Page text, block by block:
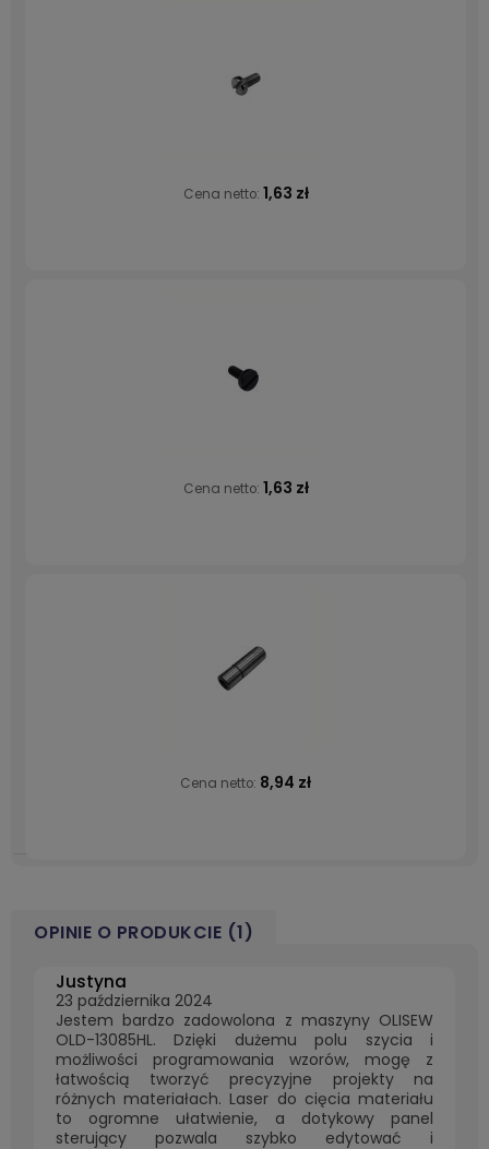
Cena netto: 1,63 zł
Cena netto: 1,63 zł
Cena netto: 8,94 zł
OPINIE O PRODUKCIE (1)
Justyna
23 października 2024
Jestem bardzo zadowolona z maszyny OLISEW
OLD-13085HL. Dzięki dużemu polu szycia i
możliwości programowania wzorów, mogę z
łatwością tworzyć precyzyjne projekty na
różnych materiałach. Laser do cięcia materiału
to ogromne ułatwienie, a dotykowy panel
sterujący pozwala szybko edytować i